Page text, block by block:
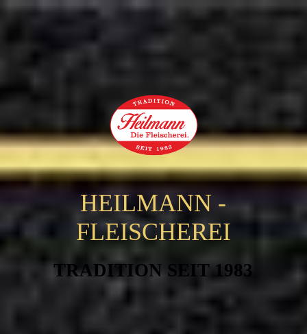
HEILMANN -
FLEISCHEREI
TRADITION SEIT 1983